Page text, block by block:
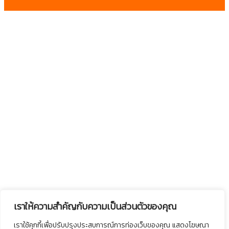
เราให้ความสำคัญกับความเป็นส่วนตัวของคุณ
เราใช้คุกกี้เพื่อปรับปรุงประสบการณ์การท่องเว็บของคุณ แสดงโฆษณา